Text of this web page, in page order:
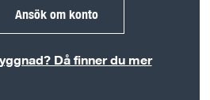
Ansök om konto
Då finner du mer